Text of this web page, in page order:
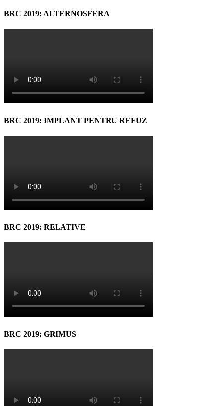
BRC 2019: ALTERNOSFERA
BRC 2019: IMPLANT PENTRU REFUZ
BRC 2019: RELATIVE
BRC 2019: GRIMUS